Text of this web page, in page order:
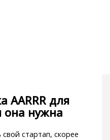
AARRR для
она нужна
стартап, скорее